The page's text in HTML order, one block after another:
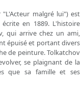
malgré lui") est
en 1889. L'histoire
qui arrive chez un ami,
épuisé et portant divers
de peinture. Tolkatchov
se plaignant de la
que sa famille et ses